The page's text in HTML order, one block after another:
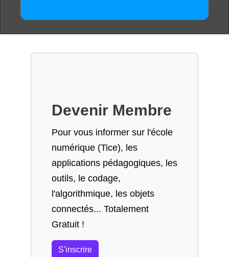
Devenir Membre
Pour vous informer sur l'école
numérique (Tice), les
applications pédagogiques, les
outils, le codage,
l'algorithmique, les objets
connectés... Totalement
Gratuit !
S'inscrire